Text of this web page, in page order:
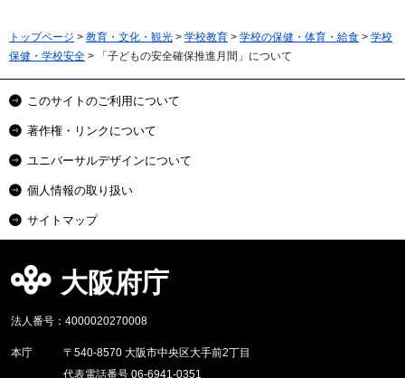
トップページ > 教育・文化・観光 > 学校教育 > 学校の保健・体育・給食 > 学校
保健・学校安全 > 「子どもの安全確保推進月間」について
このサイトのご利用について
著作権・リンクについて
ユニバーサルデザインについて
個人情報の取り扱い
サイトマップ
大阪府庁
法人番号：4000020270008
本庁
〒540-8570 大阪市中央区大手前2丁目
代表電話番号 06-6941-0351